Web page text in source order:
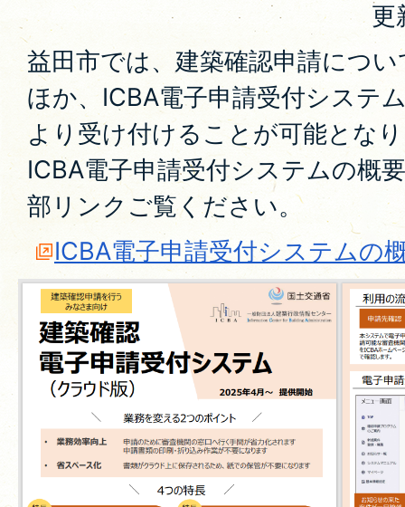
更
益田市では、建築確認申請につ
ほか、ICBA電子申請受付システ
より受け付けることが可能とな
ICBA電子申請受付システムの概
部リンクご覧ください。
ICBA電子申請受付システムの